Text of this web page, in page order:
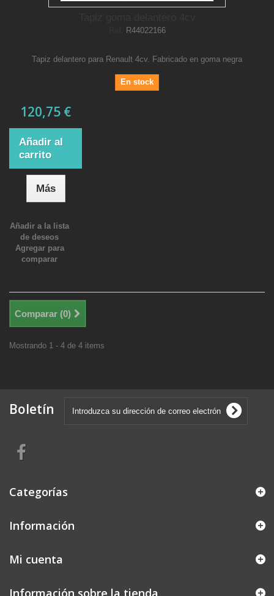
R44022166
Tapiz delantero para Renault 4cv. Fabricado en goma negra
En stock
120,75 €
Añadir al
carrito
Más
Añadir a la lista
de deseos
Agregar para
comparar
Comparar (0)
Mostrando 1 - 4 de 4 items
Boletín
Categorías
Información
Mi cuenta
Información sobre la tienda